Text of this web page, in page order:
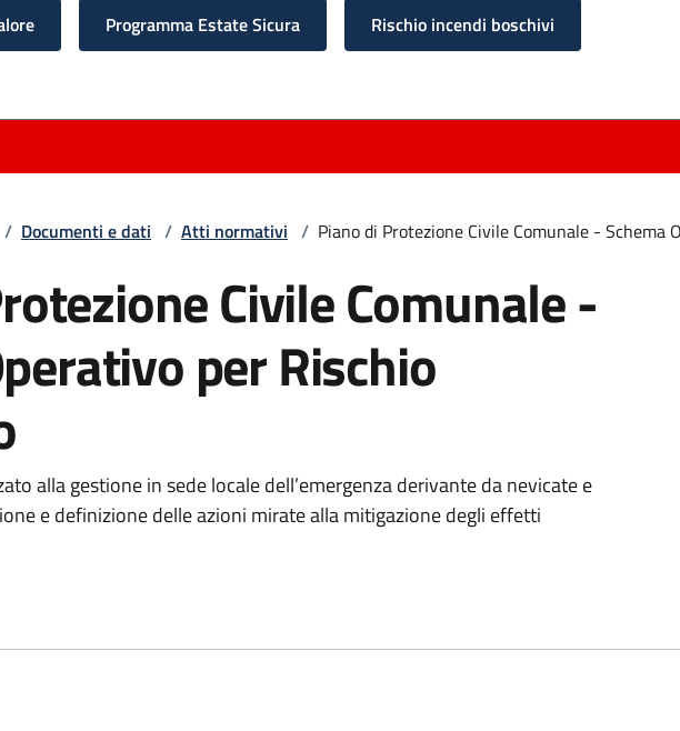
Programma Estate Sicura Rischio incendi boschivi
/ Documenti e dati / Atti normativi / Piano di Protezione Civile Comunale - Schema
Civile Comunale -
per Rischio
alla gestione in sede locale dell’emergenza derivante da nevicate e
e definizione delle azioni mirate alla mitigazione degli effetti